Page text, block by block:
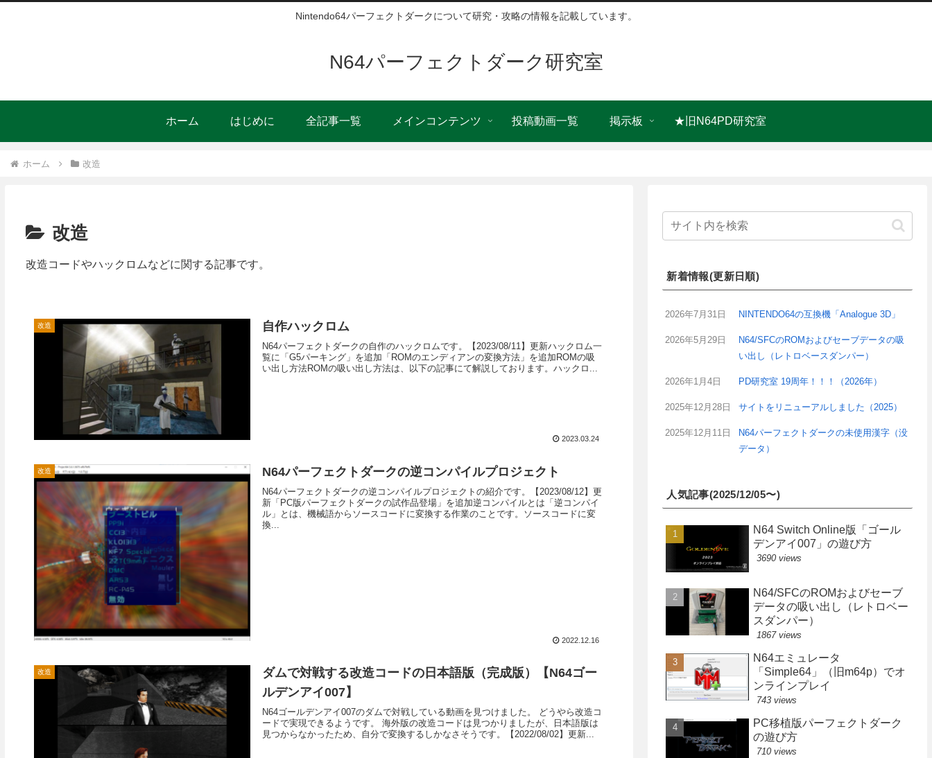
Nintendo64パーフェクトダークについて研究・攻略の情報を記載しています。
N64パーフェクトダーク研究室
ホーム はじめに 全記事一覧 メインコンテンツ 投稿動画一覧 掲示板 ★旧N64PD研究室
ホーム 改造
改造
改造コードやハックロムなどに関する記事です。
改造 自作ハックロム
N64パーフェクトダークの自作のハックロムです。【2023/08/11】更新ハックロム一
覧に「G5パーキング」を追加「ROMのエンディアンの変換方法」を追加ROMの吸
い出し方法ROMの吸い出し方法は、以下の記事にて解説しております。ハックロ...
2023.03.24
改造 N64パーフェクトダークの逆コンパイルプロジェクト
N64パーフェクトダークの逆コンパイルプロジェクトの紹介です。【2023/08/12】更
新「PC版パーフェクトダークの試作品登場」を追加逆コンパイルとは「逆コンパイ
ル」とは、機械語からソースコードに変換する作業のことです。ソースコードに変
換...
2022.12.16
改造
ダムで対戦する改造コードの日本語版（完成版）【N64ゴー
ルデンアイ007】
N64ゴールデンアイ007のダムで対戦している動画を見つけました。 どうやら改造コ
ードで実現できるようです。 海外版の改造コードは見つかりましたが、日本語版は
見つからなかったため、自分で変換するしかなさそうです。【2022/08/02】更新...
新着情報(更新日順)
2026年7月31日 NINTENDO64の互換機「Analogue 3D」
2026年5月29日
N64/SFCのROMおよびセーブデータの吸
い出し（レトロベースダンパー）
2026年1月4日 PD研究室 19周年！！！（2026年）
2025年12月28日 サイトをリニューアルしました（2025）
2025年12月11日
N64パーフェクトダークの未使用漢字（没
データ）
人気記事(2025/12/05〜)
N64 Switch Online版「ゴール
デンアイ007」の遊び方
3690 views
N64/SFCのROMおよびセーブ
データの吸い出し（レトロベー
スダンパー）
1867 views
N64エミュレータ
「Simple64」（旧m64p）でオ
ンラインプレイ
743 views
PC移植版パーフェクトダーク
の遊び方
710 views